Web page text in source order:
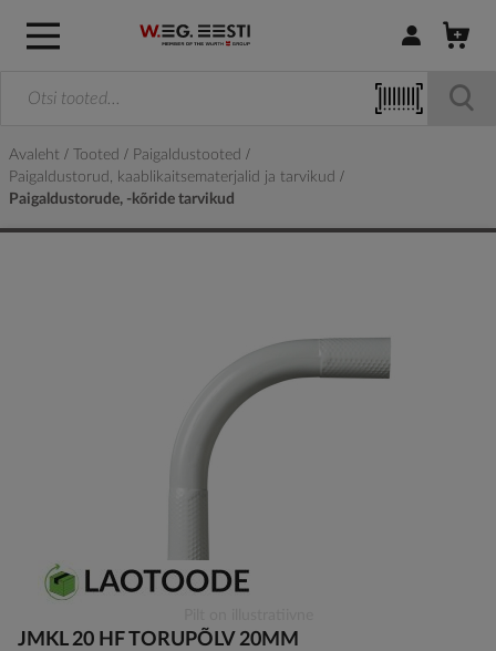
Logi sisse /
Avaleht Tooted
Paigaldustooted
Paigaldustorud, kaablikaitsematerjalid ja tarvikud
Paigaldustorude, -kõride tarvikud
to
JMKL 20 HF TORUPÕLV 20MM